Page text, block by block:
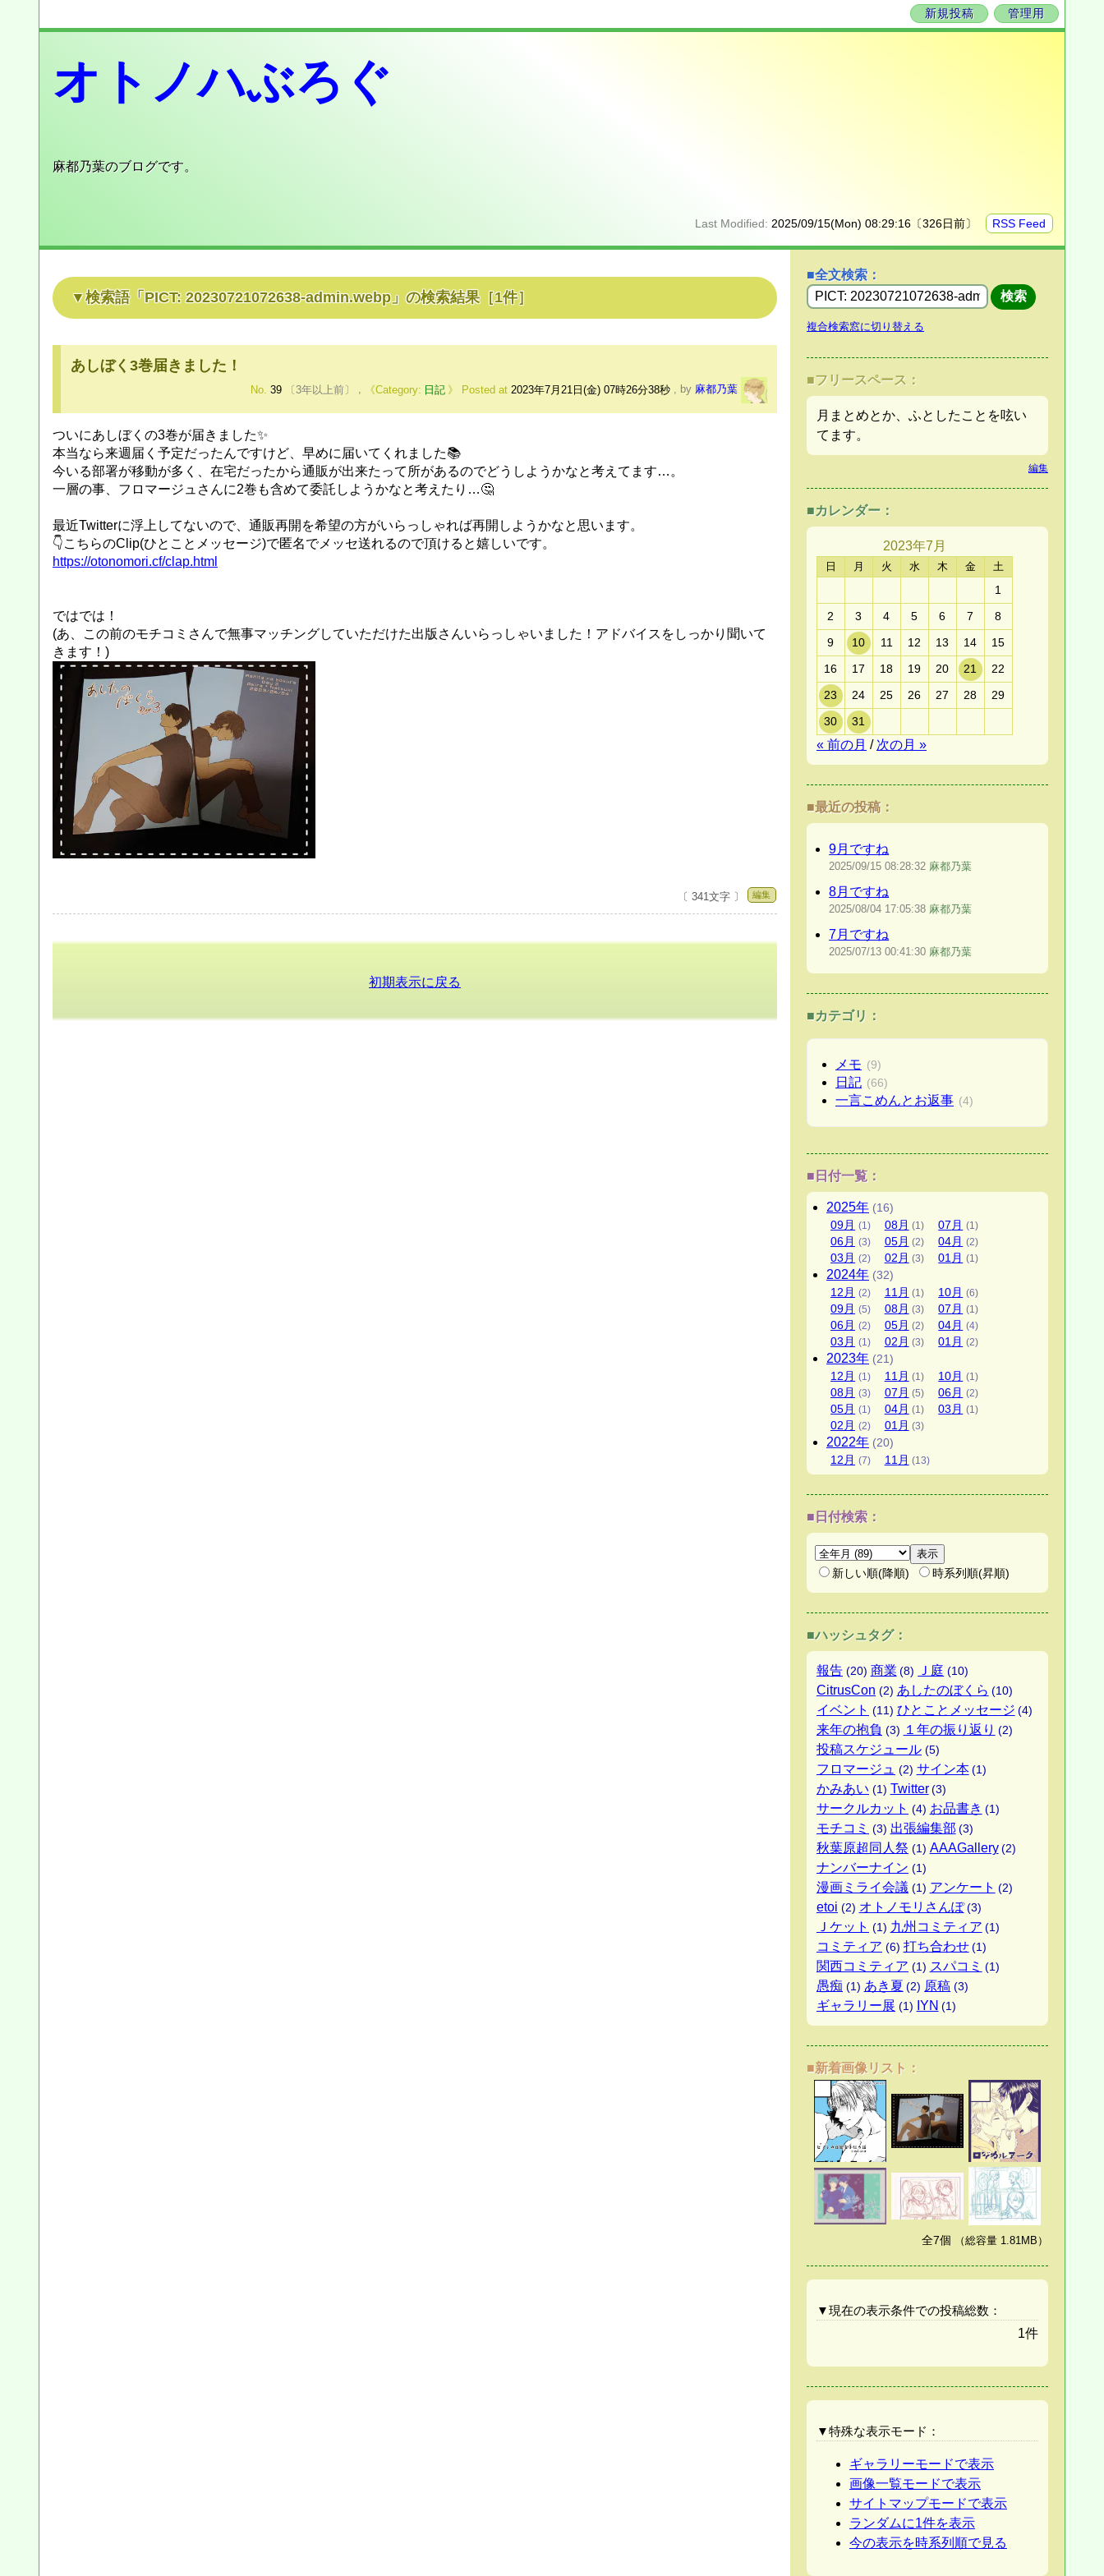
新規投稿 管理用
オトノハぶろぐ
麻都乃葉のブログです。
Last Modified:2025/09/15(Mon) 08:29:16〔326日前〕 RSS Feed
検索語「PICT: 20230721072638-admin.webp」の検索結果［1件］
あしぼく3巻届きました！
No. 39 〔3年以上前〕 , 日記 Posted at 2023年7月21日(金) 07時26分38秒 , by 麻都乃葉
ついにあしぼくの3巻が届きました✨
本当なら来週届く予定だったんですけど、早めに届いてくれました📚
今いる部署が移動が多く、在宅だったから通販が出来たって所があるのでどうしようかなと考えてます…。
一層の事、フロマージュさんに2巻も含めて委託しようかなと考えたり…🤔
最近Twitterに浮上してないので、通販再開を希望の方がいらっしゃれば再開しようかなと思います。
👇こちらのClip(ひとことメッセージ)で匿名でメッセ送れるので頂けると嬉しいです。
https://otonomori.cf/clap.html
ではでは！
(あ、この前のモチコミさんで無事マッチングしていただけた出版さんいらっしゃいました！アドバイスをしっかり聞いて
きます！)
〔 341文字 〕 編集
初期表示に戻る
■全文検索：
複合検索窓に切り替える
■フリースペース：
月まとめとか、ふとしたことを呟い
てます。
編集
■カレンダー：
2023年7月
日 月 火 水 木 金 土
1
2
3 4 5 6 7
8
9
10 11 12 13 14
15
16
17 18 19 20 21
22
23
24 25 26 27 28
29
30
31
« 前の月 / 次の月 »
■最近の投稿：
9月ですね
2025/09/15 08:28:32 麻都乃葉
8月ですね
2025/08/04 17:05:38 麻都乃葉
7月ですね
2025/07/13 00:41:30 麻都乃葉
■カテゴリ：
メモ (9)
日記 (66)
一言こめんとお返事 (4)
■日付一覧：
2025年 (16)
09月 (1) 08月 (1) 07 月 (1)
06月 (3) 05月 (2) 04月 (2)
03 月 (2) 02 月 (3) 01 月 (1)
2024年 (32)
12 月 (2) 11 月 (1) 10月 (6)
09月 (5) 08月 (3) 07 月 (1)
06月 (2) 05月 (2) 04月 (4)
03 月 (1) 02 月 (3) 01 月 (2)
2023年 (21)
12 月 (1) 11 月 (1) 10月 (1)
08月 (3) 07 月 (5) 06月 (2)
05月 (1) 04月 (1) 03 月 (1)
02 月 (2) 01 月 (3)
2022年 (20)
12 月 (7) 11 月 (13)
■日付検索：
新しい順(降順) 時系列順(昇順)
■ハッシュタグ：
報告 (20) 商業 (8) Ｊ庭 (10)
CitrusCon (2) あしたのぼくら (10)
イベント (11) ひとことメッセージ (4)
来年の抱負 (3) １年の振り返り (2)
投稿スケジュール (5)
フロマージュ (2) サイン本 (1)
かみあい (1) Twitter (3)
サークルカット (4) お品書き (1)
モチコミ (3) 出張編集部 (3)
秋葉原超同人祭 (1) AAAGallery (2)
ナンバーナイン (1)
漫画ミライ会議 (1) アンケート (2)
etoi (2) オトノモリさんぽ (3)
Ｊケット (1) 九州コミティア (1)
コミティア (6) 打ち合わせ (1)
関西コミティア (1) スパコミ (1)
愚痴 (1) あき夏 (2) 原稿 (3)
ギャラリー展 (1) IYN (1)
■新着画像リスト：
全7個 （総容量 1.81MB）
▼現在の表示条件での投稿総数：
1件
▼特殊な表示モード：
ギャラリーモードで表示
画像一覧モードで表示
サイトマップモードで表示
ランダムに1件を表示
今の表示を時系列順で見る